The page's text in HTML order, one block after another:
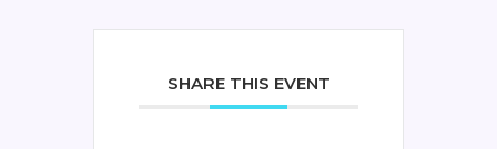
SHARE THIS EVENT